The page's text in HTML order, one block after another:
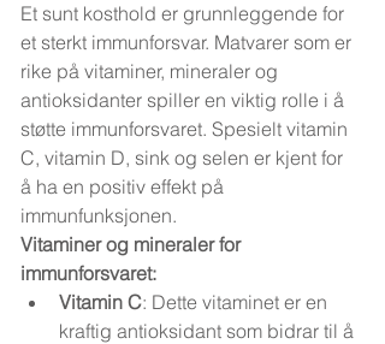
Et sunt kosthold er grunnleggende for
et sterkt immunforsvar. Matvarer som er
rike på vitaminer, mineraler og
antioksidanter spiller en viktig rolle i å
støtte immunforsvaret. Spesielt vitamin
C, vitamin D, sink og selen er kjent for
å ha en positiv effekt på
immunfunksjonen.
Vitaminer og mineraler for
immunforsvaret:
Vitamin C: Dette vitaminet er en
kraftig antioksidant som bidrar til å